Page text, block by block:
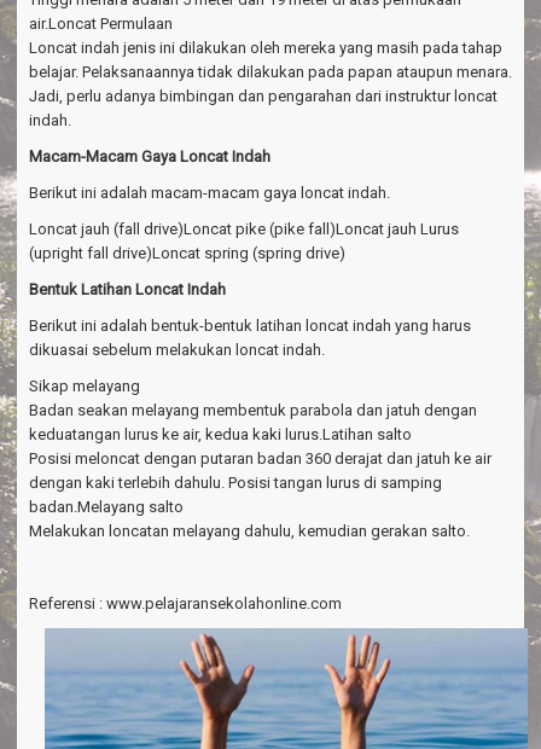
air.Loncat Permulaan
Loncat indah jenis ini dilakukan oleh mereka yang masih pada tahap
belajar. Pelaksanaannya tidak dilakukan pada papan ataupun menara.
Jadi, perlu adanya bimbingan dan pengarahan dari instruktur loncat
indah.
Macam-Macam Gaya Loncat Indah
Berikut ini adalah macam-macam gaya loncat indah.
Loncat jauh (fall drive)Loncat pike (pike fall)Loncat jauh Lurus
(upright fall drive)Loncat spring (spring drive)
Bentuk Latihan Loncat Indah
Berikut ini adalah bentuk-bentuk latihan loncat indah yang harus
dikuasai sebelum melakukan loncat indah.
Sikap melayang
Badan seakan melayang membentuk parabola dan jatuh dengan
keduatangan lurus ke air, kedua kaki lurus.Latihan salto
Posisi meloncat dengan putaran badan 360 derajat dan jatuh ke air
dengan kaki terlebih dahulu. Posisi tangan lurus di samping
badan.Melayang salto
Melakukan loncatan melayang dahulu, kemudian gerakan salto.
Referensi : www.pelajaransekolahonline.com